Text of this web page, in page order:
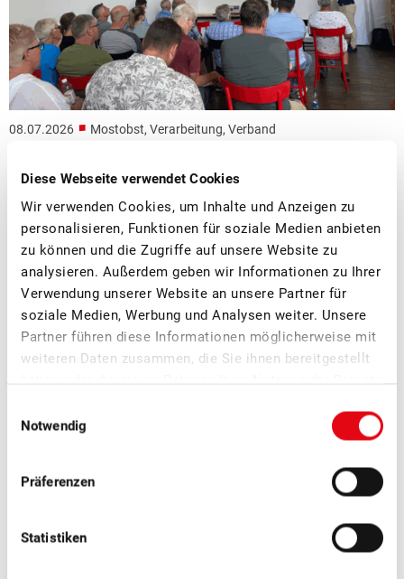
Diese Webseite verwendet Cookies
Wir verwenden Cookies, um Inhalte und Anzeigen zu
personalisieren, Funktionen für soziale Medien anbieten
zu können und die Zugriffe auf unsere Website zu
analysieren. Außerdem geben wir Informationen zu Ihrer
Verwendung unserer Website an unsere Partner für
soziale Medien, Werbung und Analysen weiter. Unsere
Partner führen diese Informationen möglicherweise mit
weiteren Daten zusammen, die Sie ihnen bereitgestellt
Notwendig
Präferenzen
Statistiken
08.07.2026 ■ Mostobst, Verarbeitung, Verband
Mostereien
Am SOV-Netzwerkanlass der Schweizer Mostereien in Sursee
Ende Juni standen der fachliche Austausch, neue Impulse
und die Vernetzung innerhalb der Branche im Zentrum.